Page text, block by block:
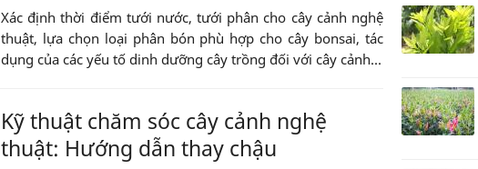
Xác định thời điểm tưới nước, tưới phân cho cây cảnh nghệ
thuật, lựa chọn loại phân bón phù hợp cho cây bonsai, tác
dụng của các yếu tố dinh dưỡng cây trồng đối với cây cảnh...
Kỹ thuật chăm sóc cây cảnh nghệ
thuật: Hướng dẫn thay chậu